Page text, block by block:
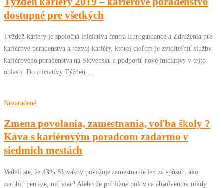
dostupné pre všetkých
Týždeň kariéry je spoločná iniciatíva centra Euroguidance a Združenia pre
kariérové poradenstva a rozvoj kariéry, ktorej cieľom je zviditeľniť služby
kariérového poradenstva na Slovensku a podporiť nové iniciatívy v tejto
oblasti. Do iniciatívy Týždeň …
Nezaradené
Zmena povolania, zamestnania, voľba školy ?
Káva s kariérovým poradcom zadarmo v
siedmich mestách
Vedeli ste, že 43% Slovákov považuje zamestnanie len za spôsob, ako
zarobiť peniaze, nič viac? Alebo že približne polovica absolventov nikdy